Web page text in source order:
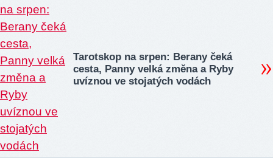
Tarotskop na srpen: Berany čeká
cesta, Panny velká změna a Ryby
uvíznou ve stojatých vodách